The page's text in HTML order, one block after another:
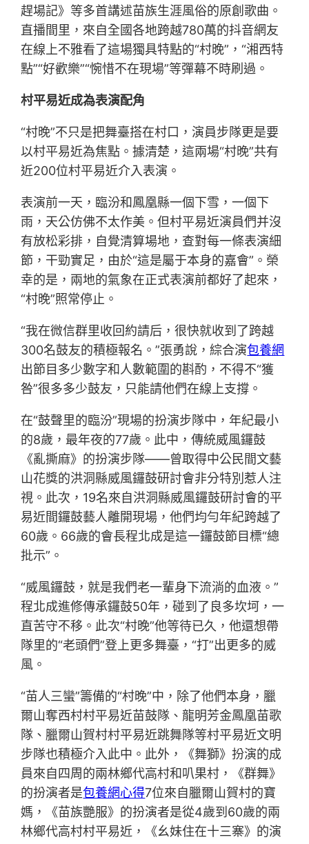
趕場記》等多首講述苗族生涯風俗的原創歌曲。
直播間里，來自全國各地跨越780萬的抖音網友
在線上不雅看了這場獨具特點的“村晚”，“湘西特
點”“好歡樂”“惋惜不在現場”等彈幕不時刷過。
村平易近成為表演配角
“村晚”不只是把舞臺搭在村口，演員步隊更是要
以村平易近為焦點。據清楚，這兩場“村晚”共有
近200位村平易近介入表演。
表演前一天，臨汾和鳳凰縣一個下雪，一個下
雨，天公仿佛不太作美。但村平易近演員們并沒
有放松彩排，自覺清算場地，查對每一條表演細
節，干勁實足，由於“這是屬于本身的嘉會”。榮
幸的是，兩地的氣象在正式表演前都好了起來，
“村晚”照常停止。
“我在微信群里收回約請后，很快就收到了跨越
300名鼓友的積極報名。”張勇說，綜合演包養網
出節目多少數字和人數範圍的斟酌，不得不“獲
咎”很多多少鼓友，只能請他們在線上支撐。
在“鼓聲里的臨汾”現場的扮演步隊中，年紀最小
的8歲，最年夜的77歲。此中，傳統威風鑼鼓
《亂撕麻》的扮演步隊——曾取得中公民間文藝
山花獎的洪洞縣威風鑼鼓研討會非分特別惹人注
視。此次，19名來自洪洞縣威風鑼鼓研討會的平
易近間鑼鼓藝人離開現場，他們均勻年紀跨越了
60歲。66歲的會長程北成是這一鑼鼓節目標“總
批示”。
“威風鑼鼓，就是我們老一輩身下流淌的血液。”
程北成進修傳承鑼鼓50年，碰到了良多坎坷，一
直苦守不移。此次“村晚”他等待已久，他還想帶
隊里的“老頭們”登上更多舞臺，“打”出更多的威
風。
“苗人三蠻”籌備的“村晚”中，除了他們本身，臘
爾山奪西村村平易近苗鼓隊、龍明芳金鳳凰苗歌
隊、臘爾山賀村村平易近跳舞隊等村平易近文明
步隊也積極介入此中。此外，《舞獅》扮演的成
員來自四周的兩林鄉代高村和叭果村，《群舞》
的扮演者是包養網心得7位來自臘爾山賀村的寶
媽，《苗族艷服》的扮演者是從4歲到60歲的兩
林鄉代高村村平易近，《幺妹住在十三寨》的演